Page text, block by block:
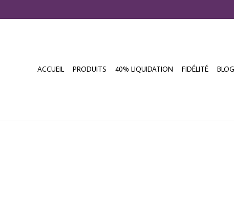
ACCUEIL PRODUITS 40% LIQUIDATION FIDÉLITÉ BLOG